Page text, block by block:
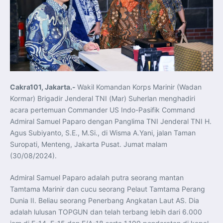
Koordinasi Jaga Stabilitas Keuangan dan Kepercayaan
Pasar
Presiden Prabowo Perkuat Sinergi Perguruan Tinggi dan
PT PAL untuk Majukan Industri Perkapalan Nasional
KASAL dan Panglima Armada Pasifik Rusia Resmi Buka
Latma ORRUDA 2026
T-50i Golden Eagle TNI AU Meriahkan Pitch Black Mindil
Beach Flying Display 2026
Indonesia dan Turki Sepakati Joint Action Plan 2026–
2027, Perkuat Pasar Kerja Inklusif hingga Transformasi
TNI AU Tingkatkan Kemampuan Personel melalui
Pelatihan Signal Radio untuk Misi Pertahanan Udara dan
Radar
Menkeu Purbaya Instruksikan Penyelarasan Aturan KEK
untuk Perkuat Daya Saing Industri Dalam Negeri
Mentan Amran Pacu Produksi Gula Nasional, Target
Swasembada Gula Putih Dua Tahun dan Tembus 3 Juta
Ton
Menlu Sugiono Tekankan Inovasi sebagai Kunci
Penguatan Kerja Sama Konkret ASEAN Plus Three
Kesiapan Tempur Penerbang TNI AU
Menlu Sugiono: “Kekuatan Ekonomi ASEAN-RRT Harus
Menjadi Penopang Stabilitas Kawasan”
ASEAN dan Amerika Serikat Perkuat Kemitraan untuk
Jaga Stabilitas Kawasan dan Dorong Pertumbuhan
Ekonomi
Presiden Prabowo Terima Direktur FBI, Indonesia dan AS
Cakra101, Jakarta.- Wakil Komandan Korps Marinir (Wadan
Kormar) Brigadir Jenderal TNI (Mar) Suherlan menghadiri
acara pertemuan Commander US Indo-Pasifik Command
Admiral Samuel Paparo dengan Panglima TNI Jenderal TNI H.
Agus Subiyanto, S.E., M.Si., di Wisma A.Yani, jalan Taman
Suropati, Menteng, Jakarta Pusat. Jumat malam
(30/08/2024).
Admiral Samuel Paparo adalah putra seorang mantan
Tamtama Marinir dan cucu seorang Pelaut Tamtama Perang
Dunia II. Beliau seorang Penerbang Angkatan Laut AS. Dia
adalah lulusan TOPGUN dan telah terbang lebih dari 6.000